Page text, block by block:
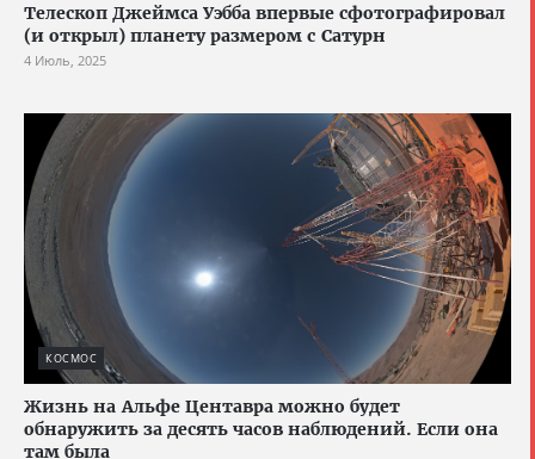
Телескоп Джеймса Уэбба впервые сфотографировал
(и открыл) планету размером с Сатурн
4 Июль, 2025
КОСМОС
Жизнь на Альфе Центавра можно будет
обнаружить за десять часов наблюдений. Если она
там была